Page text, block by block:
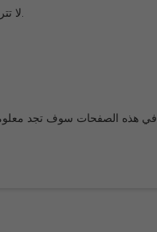
لا
في هذه الصفحات سوف تجد